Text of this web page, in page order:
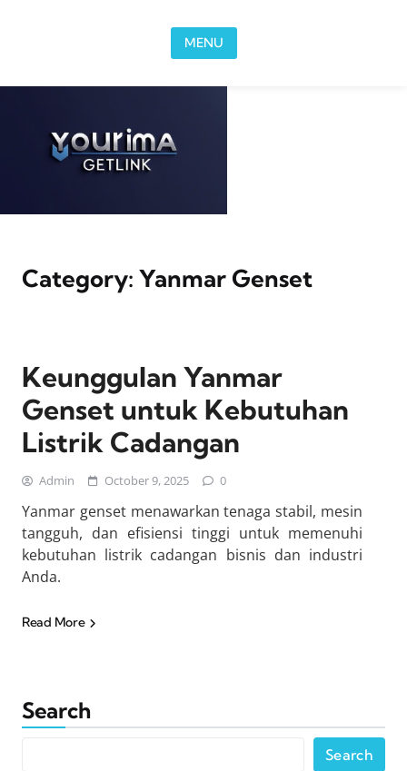
MENU
Category: Yanmar Genset
Keunggulan Yanmar
Genset untuk Kebutuhan
Listrik Cadangan
Admin October 9, 2025 0
Yanmar genset menawarkan tenaga stabil, mesin
tangguh, dan efisiensi tinggi untuk memenuhi
kebutuhan listrik cadangan bisnis dan industri
Anda.
Read More
Search
Search